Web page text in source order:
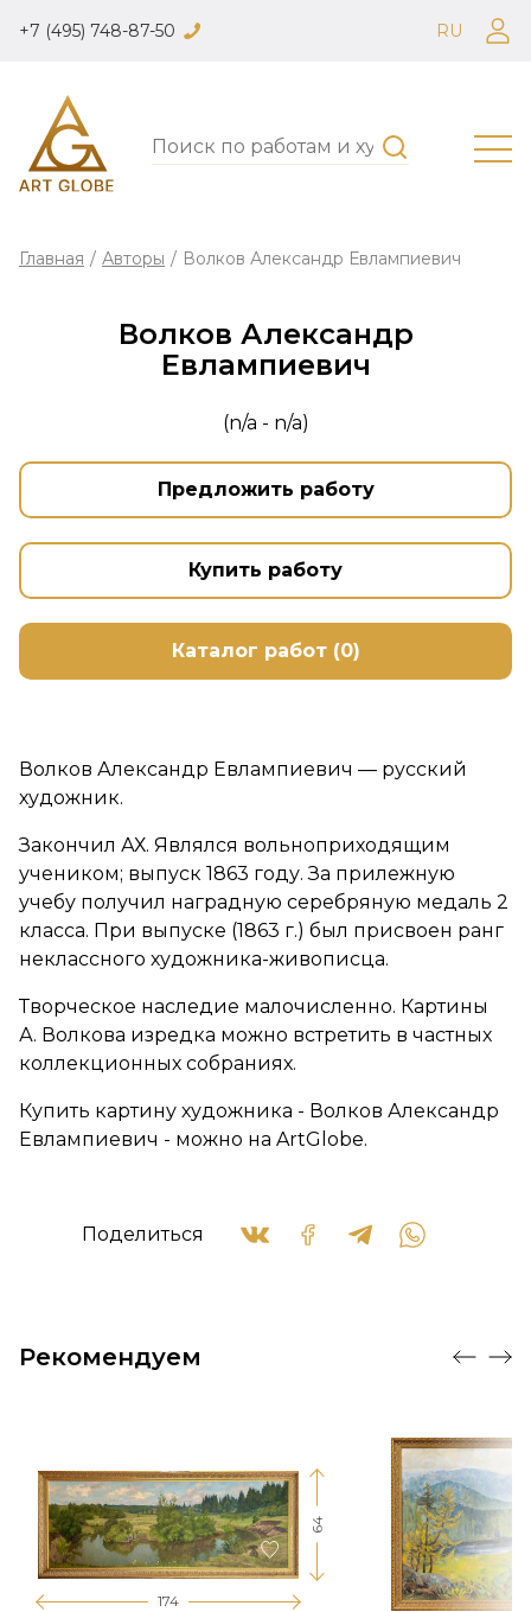
+7 (495) 748-87-50 RU
Главная / Авторы / Волков Александр Евлампиевич
Волков Александр
Евлампиевич
(n/a - n/a)
Предложить работу
Купить работу
Каталог работ (0)
Волков Александр Евлампиевич — русский
художник.
Закончил АХ. Являлся вольноприходящим
учеником; выпуск 1863 году. За прилежную
учебу получил наградную серебряную медаль 2
класса. При выпуске (1863 г.) был присвоен ранг
неклассного художника-живописца.
Творческое наследие малочисленно. Картины
А. Волкова изредка можно встретить в частных
коллекционных собраниях.
Купить картину художника - Волков Александр
Евлампиевич - можно на ArtGlobe.
Поделиться
Рекомендуем
174
64